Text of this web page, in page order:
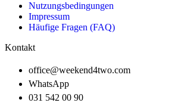
Nutzungsbedingungen
Impressum
Häufige Fragen (FAQ)
Kontakt
office@weekend4two.com
WhatsApp
031 542 00 90